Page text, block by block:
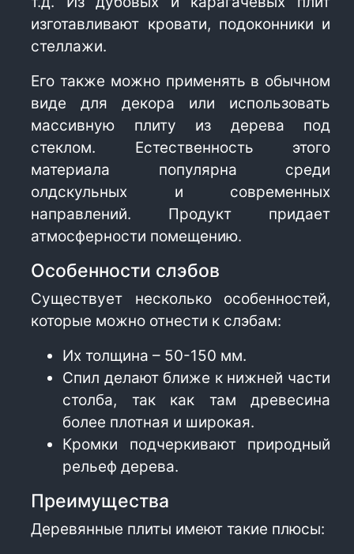
изготавливают кровати, подоконники и
стеллажи.
Его также можно применять в обычном
виде для декора или использовать
массивную плиту из дерева под
стеклом. Естественность этого
материала популярна среди
олдскульных и современных
направлений. Продукт придает
атмосферности помещению.
Особенности слэбов
Существует несколько особенностей,
которые можно отнести к слэбам:
Их толщина – 50-150 мм.
Спил делают ближе к нижней части
столба, так как там древесина
более плотная и широкая.
Кромки подчеркивают природный
рельеф дерева.
Преимущества
Деревянные плиты имеют такие плюсы: